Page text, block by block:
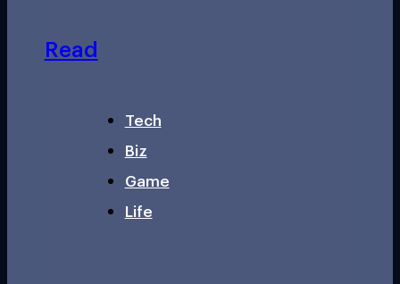
Read
Tech
Biz
Game
Life